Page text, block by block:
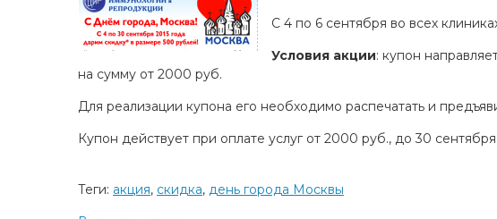
С 4 по 6 сентября во всех
Условия акции: купон
на сумму от 2000 руб.
Для реализации купона его необходимо распечатать и
Купон действует при оплате услуг от 2000 руб., до 30 сентября
Теги: акция, скидка, день города Москвы